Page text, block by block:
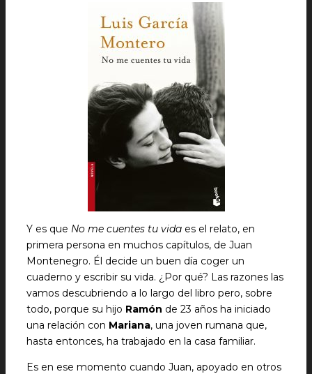
Y es que No me cuentes tu vida es el relato, en
primera persona en muchos capítulos, de Juan
Montenegro. Él decide un buen día coger un
cuaderno y escribir su vida. ¿Por qué? Las razones las
vamos descubriendo a lo largo del libro pero, sobre
todo, porque su hijo Ramón de 23 años ha iniciado
una relación con Mariana, una joven rumana que,
hasta entonces, ha trabajado en la casa familiar.
Es en ese momento cuando Juan, apoyado en otros